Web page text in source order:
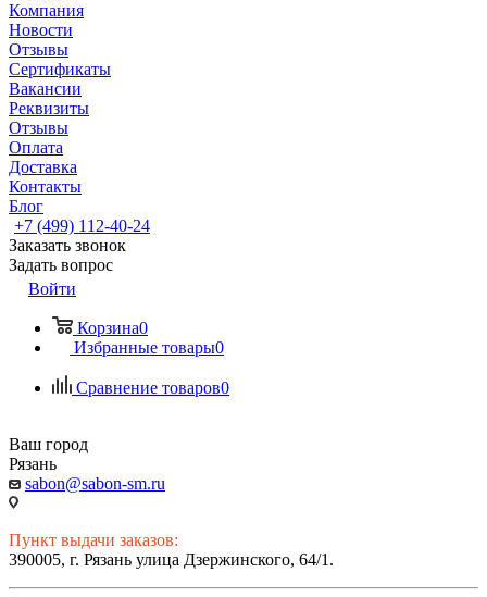
Компания
Новости
Отзывы
Сертификаты
Вакансии
Реквизиты
Отзывы
Оплата
Доставка
Контакты
Блог
+7 (499) 112-40-24
Заказать звонок
Задать вопрос
Войти
Корзина0
Избранные товары0
Сравнение товаров0
Ваш город
Рязань
sabon@sabon-sm.ru
Пункт выдачи заказов:
390005, г. Рязань улица Дзержинского, 64/1.